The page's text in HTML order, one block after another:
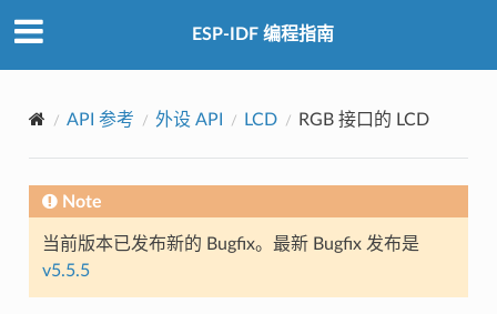
ESP-IDF 编程指南
API 参考 外设 API LCD RGB 接口的 LCD
Note
当前版本已发布新的 Bugfix。最新 Bugfix 发布是
v5.5.5